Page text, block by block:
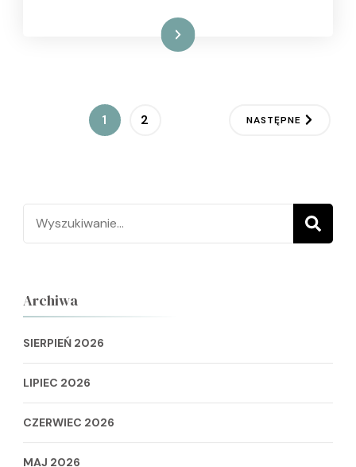
Czytaj dalej
Stronicowanie
STRONA
1 STRONA
2 NASTĘPNE
Szukaj:
Archiwa
SIERPIEŃ 2026
LIPIEC 2026
CZERWIEC 2026
MAJ 2026